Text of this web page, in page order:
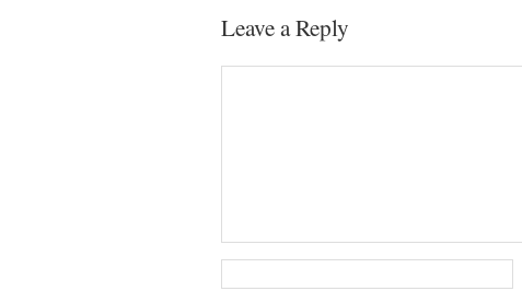
Leave a Reply